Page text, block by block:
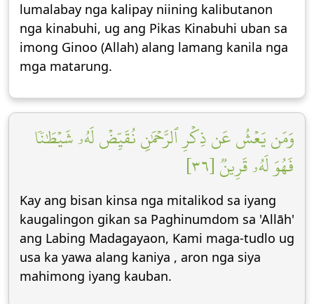
lumalabay nga kalipay niining kalibutanon
nga kinabuhi, ug ang Pikas Kinabuhi uban sa
imong Ginoo (Allah) alang lamang kanila nga
mga matarung.
وَمَن يَعۡشُ عَن ذِكۡرِ ٱلرَّحۡمَٰنِ نُقَيِّضۡ لَهُۥ شَيۡطَٰنٗا
فَهُوَ لَهُۥ قَرِينٞ [٣٦]
Kay ang bisan kinsa nga mitalikod sa iyang
kaugalingon gikan sa Paghinumdom sa 'Allāh'
ang Labing Madagayaon, Kami maga-tudlo ug
usa ka yawa alang kaniya , aron nga siya
mahimong iyang kauban.